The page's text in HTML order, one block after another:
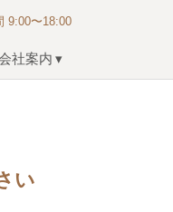
9:00〜18:00
社案内
い